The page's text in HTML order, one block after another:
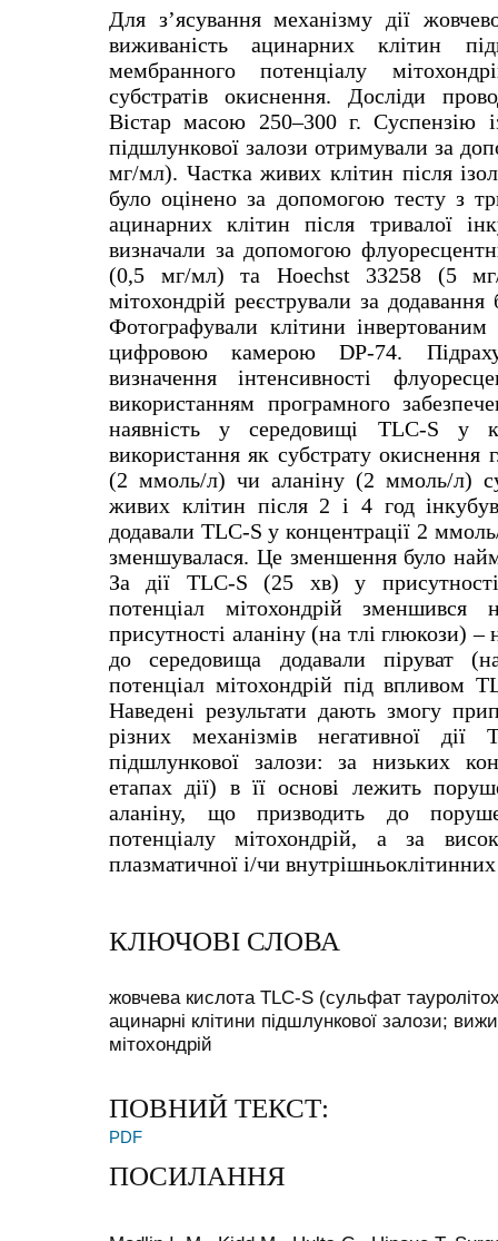
Для з’ясування механізму дії
виживаність ацинарних клітин
мембранного потенціалу
субстратів окиснення. Досліди
Вістар масою 250–300 г. Суспензію
підшлункової залози отримували за
мг/мл). Частка живих клітин після
було оцінено за допомогою тесту з
ацинарних клітин після тривалої
визначали за допомогою
(0,5 мг/мл) та Hoechst 33258 (5
мітохондрій реєстрували за
Фотографували клітини
цифровою камероюDP-74.
визначення інтенсивності
використанням програмного
наявність у середовищі TLC-S у
використання як субстрату окиснення
(2 ммоль/л) чи аланіну (2 ммоль/л)
живих клітин після 2 і 4 год інкуб
додавали TLC-S у концентрації 2
зменшувалася. Це зменшення було
За дії TLC-S(25 хв)у
потенціал мітохондрій
присутності аланіну (на тлі глюкози) –
до середовища додавали піруват
потенціал мітохондрій під впливом
Наведені результати дають змогу
різних механізмів негативної
підшлункової залози: за низьких
етапах дії) в її основі лежить
аланіну, що призводить до
потенціалу мітохондрій, а за
плазматичної і/чи
КЛЮЧОВІ СЛОВА
жовчева кислота TLC-S (сульфат
ацинарні клітини підшлункової залози;
мітохондрій
ПОВНИЙ ТЕКСТ:
PDF
ПОСИЛАННЯ